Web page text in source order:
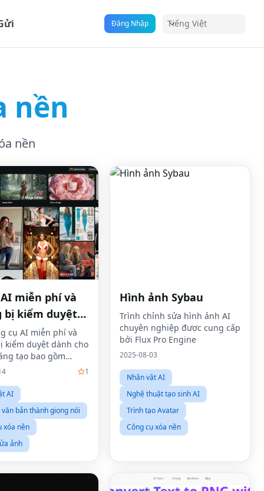
Đăng Nhập Tiếng Việt
nền
nền
miễn phí và
bị kiểm duyệt
cụ AI miễn phí và
kiểm duyệt dành cho
tạo bao gồm
hình ảnh thành
AI, bản sao
hoán đổi khuôn
1
AI
văn bản thành giọng nói
xóa nền
ảnh
Hình ảnh Sybau
Trình chỉnh sửa hình ảnh AI
chuyên nghiệp được cung cấp
bởi Flux Pro Engine
2025-08-03
Nhân vật AI
Nghệ thuật tạo sinh AI
Trình tạo Avatar
Công cụ xóa nền